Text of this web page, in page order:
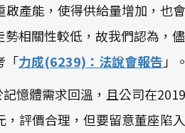
產能，使得供給量增加，
相關性較低，故我們認為，
「力成(6239)：法說會報告 」。
憶體需求回溫，且公司在
評價合理，但要留意董座陷